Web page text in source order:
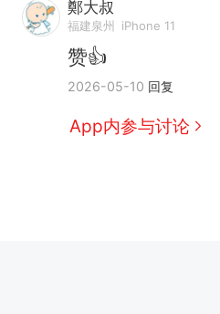
鄭大叔
福建泉州 iPhone 11
赞👍
2026-05-10 回复
App内参与讨论